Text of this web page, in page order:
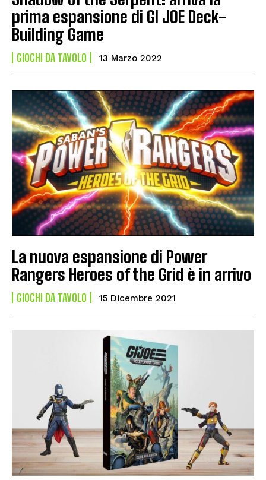
prima espansione di GI JOE Deck-
Building Game
GIOCHI DA TAVOLO 13 Marzo 2022
La nuova espansione di Power
Rangers Heroes of the Grid è in arrivo
GIOCHI DA TAVOLO 15 Dicembre 2021